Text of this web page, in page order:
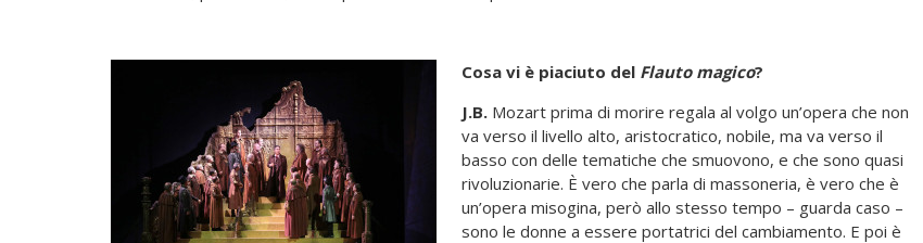
Cosa vi è piaciuto del Flauto magico?
J.B.Mozart prima di morire regala al volgo un’opera che non
va verso il livello alto, aristocratico, nobile, ma va verso il
basso con delle tematiche che smuovono, e che sono quasi
rivoluzionarie. È vero che parla di massoneria, è vero che è
un’opera misogina, però allo stesso tempo – guarda caso –
sono le donne a essere portatrici del cambiamento. E poi è